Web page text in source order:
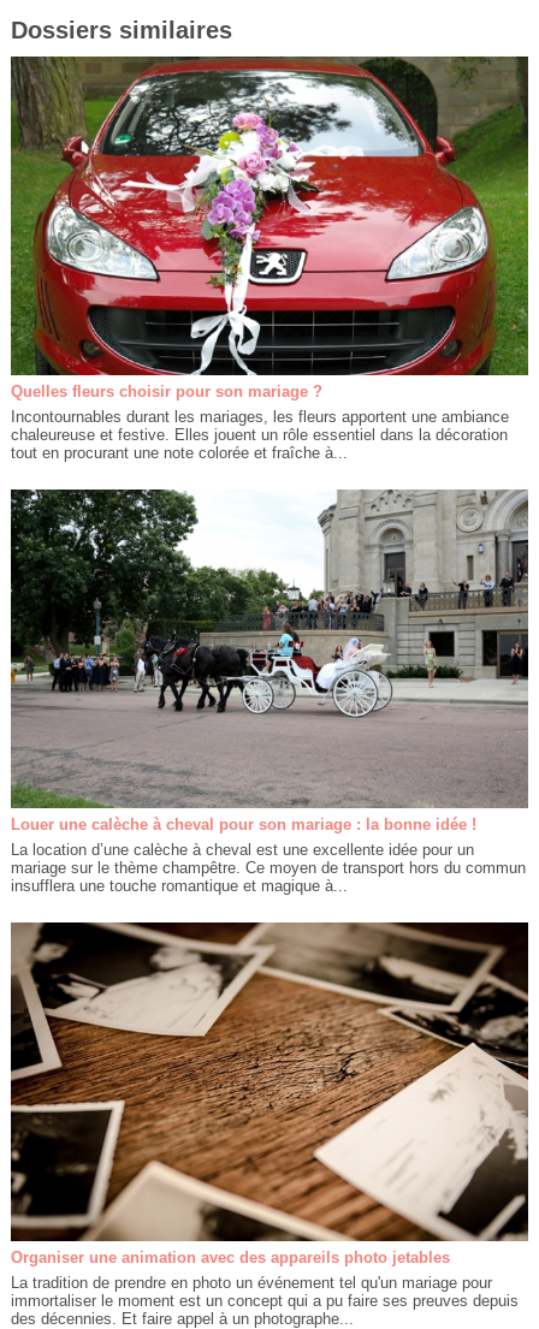
Dossiers similaires
Quelles fleurs choisir pour son mariage ?
Incontournables durant les mariages, les fleurs apportent une ambiance
chaleureuse et festive. Elles jouent un rôle essentiel dans la décoration
tout en procurant une note colorée et fraîche à...
Louer une calèche à cheval pour son mariage : la bonne idée !
La location d’une calèche à cheval est une excellente idée pour un
mariage sur le thème champêtre. Ce moyen de transport hors du commun
insufflera une touche romantique et magique à...
Organiser une animation avec des appareils photo jetables
La tradition de prendre en photo un événement tel qu'un mariage pour
immortaliser le moment est un concept qui a pu faire ses preuves depuis
des décennies. Et faire appel à un photographe...